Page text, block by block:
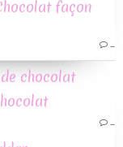
chocolat